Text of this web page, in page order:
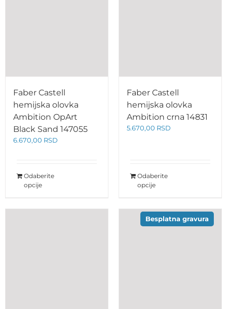
Faber Castell
hemijska olovka
Ambition OpArt
Black Sand 147055
6.670,00 RSD
Odaberite
opcije
Faber Castell
hemijska olovka
Ambition crna 14831
5.670,00 RSD
Odaberite
opcije
Besplatna gravura